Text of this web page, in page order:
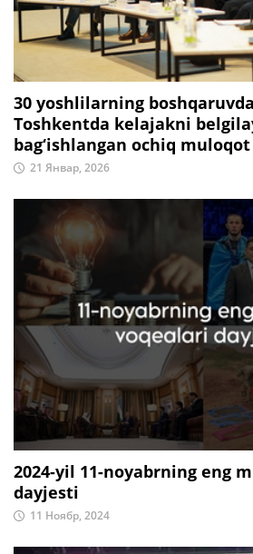
30 yoshlilarning
Toshkentda kelajakni
bag‘ishlangan ochiq
21 Январ, 2026
2024-yil 11-noyabrning eng
dayjesti
11 Ноябр, 2024